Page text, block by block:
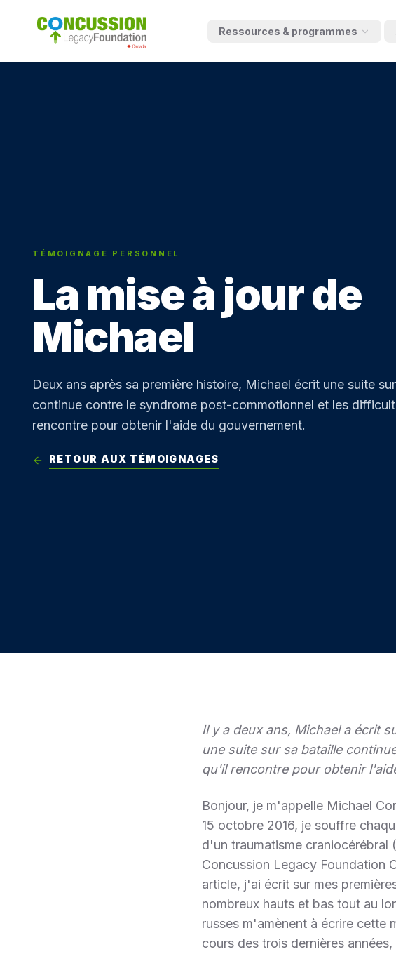
Ressources & programmes
La OBH Support Line
TÉMOIGNAGE PERSONNEL
La mise à jour de
Michael
Deux ans après sa première histoire, Michael écrit une suite
continue contre le syndrome post-commotionnel et les
rencontre pour obtenir l'aide du gouvernement.
RETOUR AUX TÉMOIGNAGES
Il y a deux ans, Michael a écrit
une suite sur sa bataille
qu'il rencontre pour obtenir
Bonjour, je m'appelle Michael
15 octobre 2016, je souffre
d'un traumatisme craniocérébral
Concussion Legacy Foundation
article, j'ai écrit sur mes
nombreux hauts et bas tout au
russes m'amènent à écrire cette
cours des trois dernières